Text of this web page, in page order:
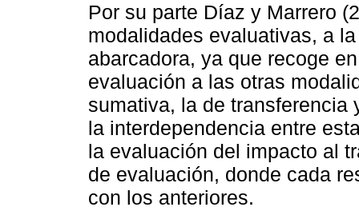
Por su parte Díaz y Marrero
modalidades evaluativas, a
abarcadora, ya que recoge
evaluación a las otras
sumativa, la de transferencia
la interdependencia entre
la evaluación del impacto al
de evaluación, donde cada
con los anteriores.